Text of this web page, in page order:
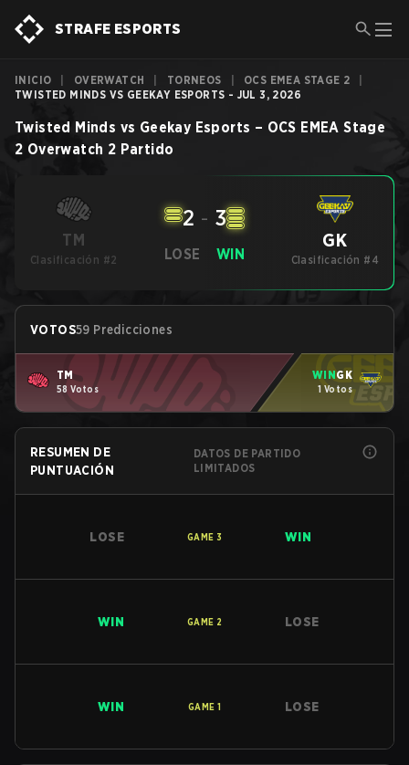
STRAFE ESPORTS
INICIO OVERWATCH TORNEOS OCS EMEA STAGE 2
TWISTED MINDS VS GEEKAY ESPORTS - JUL 3, 2026
Twisted Minds vs Geekay Esports – OCS EMEA Stage
2 Overwatch 2 Partido
TM
Clasificación #2 LOSE
2 - 3
WIN
GK
Clasificación #4
VOTOS59 Predicciones
TM
58 Votos
WINGK
1 Votos
RESUMEN DE
PUNTUACIÓN
DATOS DE PARTIDO
LIMITADOS
LOSE GAME 3 WIN
WIN GAME 2 LOSE
WIN GAME 1 LOSE